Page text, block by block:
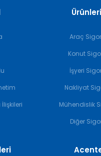
İlişkileri
Araç
Konut
İşyeri
Nakliyat
Mühendislik
Diğer